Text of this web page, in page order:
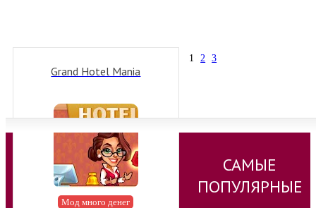
Grand Hotel Mania
Мод много денег
1 2 3
САМЫЕ
ПОПУЛЯРНЫЕ